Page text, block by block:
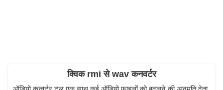
क्विक rmi से wav कनवर्टर